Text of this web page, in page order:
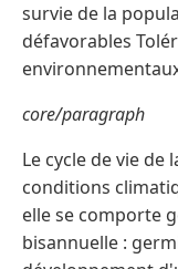
survie de la
défavorables
core/paragraph
Le cycle de vie de
conditions
elle se comporte
bisannuelle :